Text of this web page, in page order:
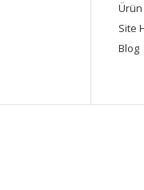
Site
Blog